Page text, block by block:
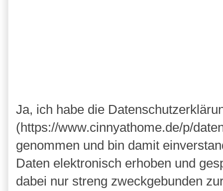
Ja, ich habe die
(https://www.cinnyathome.de/p/
genommen und bin damit
Daten elektronisch erhoben und
dabei nur streng zweckgebunden